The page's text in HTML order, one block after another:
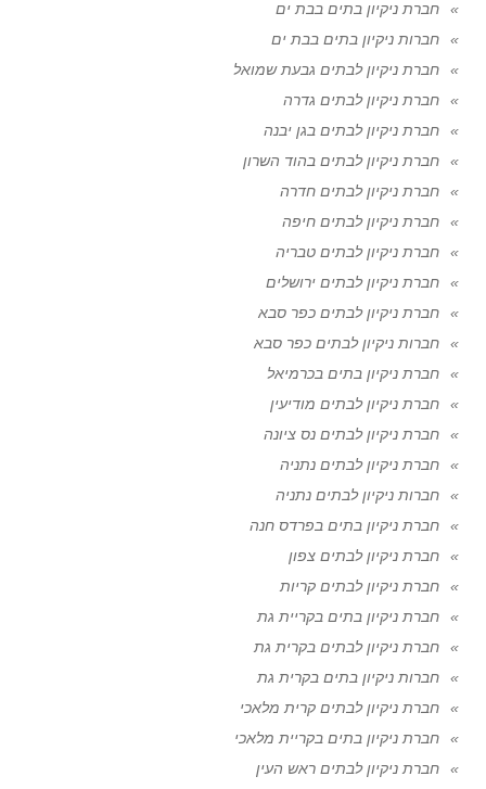
חברת ניקיון בתים בבת ים
חברות ניקיון בתים בבת ים
חברת ניקיון לבתים גבעת שמואל
חברת ניקיון לבתים גדרה
חברת ניקיון לבתים בגן יבנה
חברת ניקיון לבתים בהוד השרון
חברת ניקיון לבתים חדרה
חברת ניקיון לבתים חיפה
חברת ניקיון לבתים טבריה
חברת ניקיון לבתים ירושלים
חברת ניקיון לבתים כפר סבא
חברות ניקיון לבתים כפר סבא
חברת ניקיון בתים בכרמיאל
חברת ניקיון לבתים מודיעין
חברת ניקיון לבתים נס ציונה
חברת ניקיון לבתים נתניה
חברות ניקיון לבתים נתניה
חברת ניקיון בתים בפרדס חנה
חברת ניקיון לבתים צפון
חברת ניקיון לבתים קריות
חברת ניקיון בתים בקריית גת
חברת ניקיון לבתים בקרית גת
חברות ניקיון בתים בקרית גת
חברת ניקיון לבתים קרית מלאכי
חברת ניקיון בתים בקריית מלאכי
חברת ניקיון לבתים ראש העין